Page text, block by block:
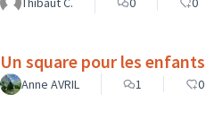
Un square pour les
Anne AVRIL 1 0